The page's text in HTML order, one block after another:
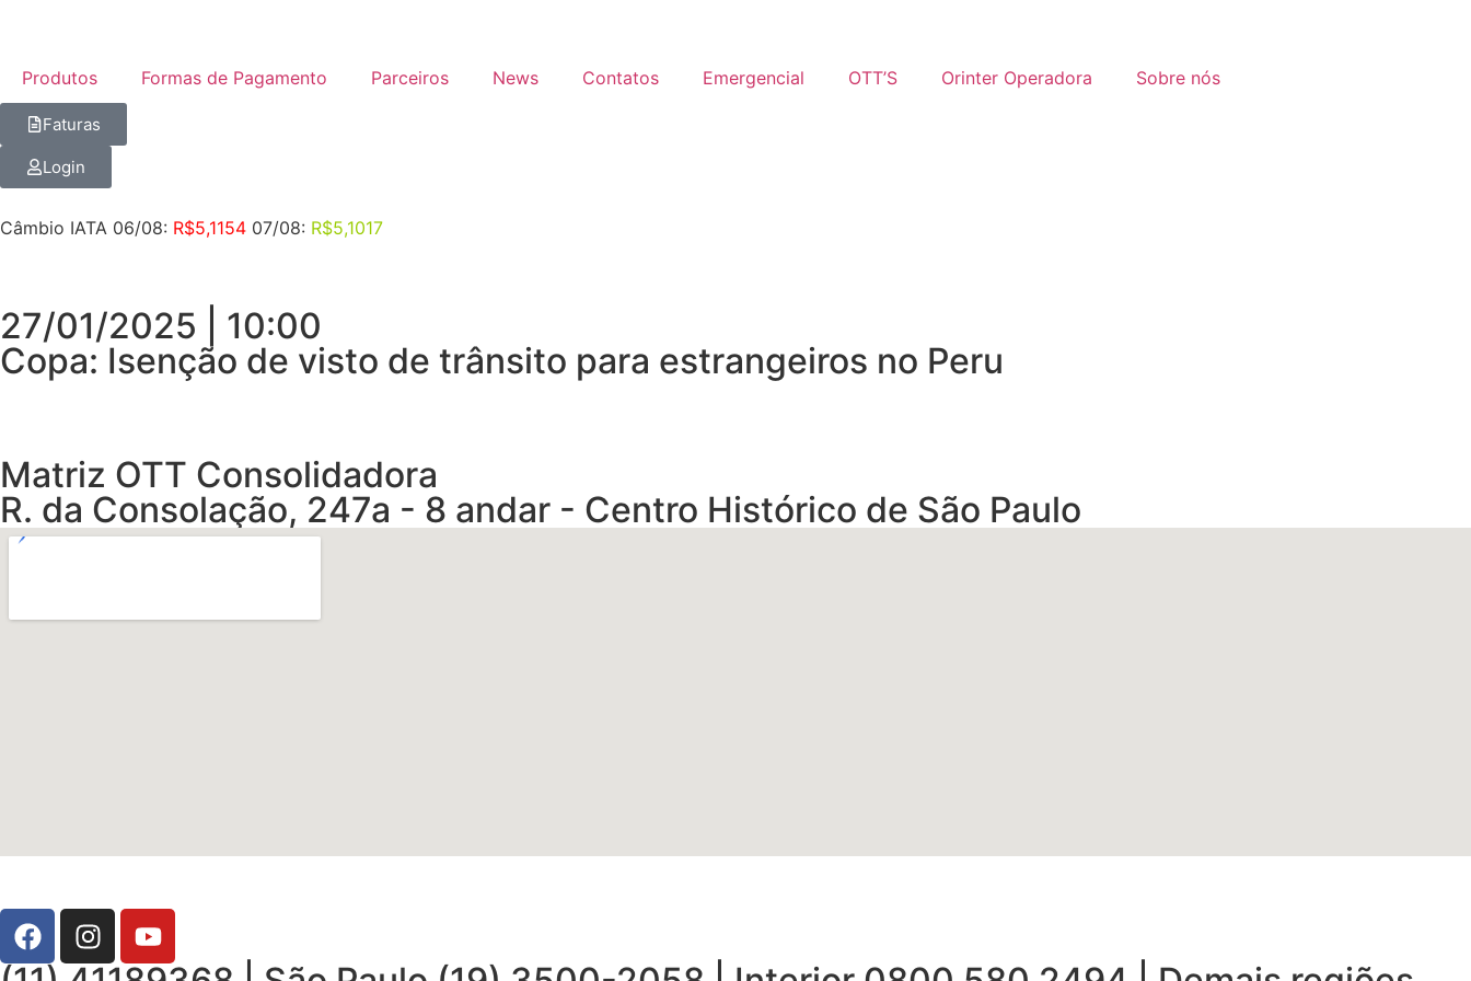
Produtos Formas de Pagamento Parceiros News Contatos Emergencial OTT’S Orinter Operadora Sobre nós
Faturas
Login
Câmbio IATA 06/08: R$5,1154 07/08: R$5,1017
27/01/2025 | 10:00
Copa: Isenção de visto de trânsito para estrangeiros no Peru
Matriz OTT Consolidadora
R. da Consolação, 247a - 8 andar - Centro Histórico de São Paulo